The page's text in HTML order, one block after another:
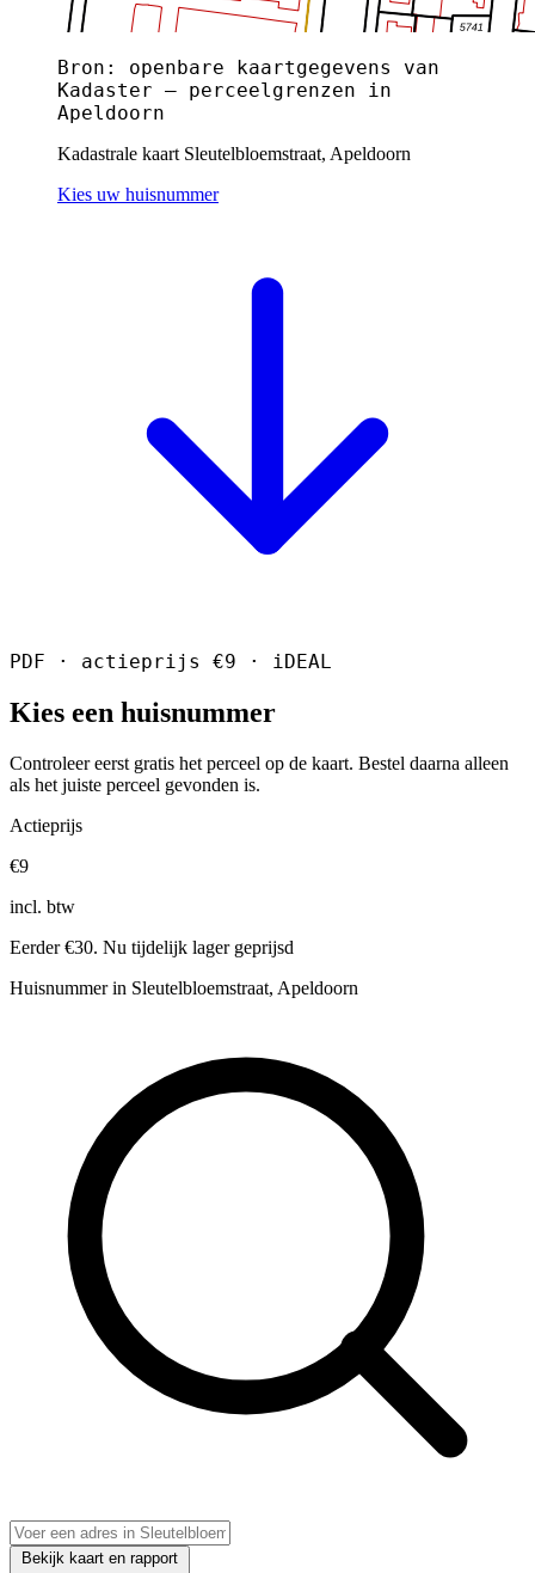
Bron: openbare kaartgegevens van
Kadaster — perceelgrenzen in
Apeldoorn
Kadastrale kaart Sleutelbloemstraat, Apeldoorn
Kies uw huisnummer
PDF · actieprijs €9 · iDEAL
Kies een huisnummer
Controleer eerst gratis het perceel op de kaart. Bestel daarna alleen
als het juiste perceel gevonden is.
Actieprijs
€9
incl. btw
Eerder €30. Nu tijdelijk lager geprijsd
Huisnummer in Sleutelbloemstraat, Apeldoorn
Bekijk kaart en rapport